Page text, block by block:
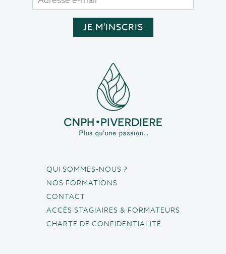
QUI SOMMES-NOUS ?
NOS FORMATIONS
CONTACT
ACCÈS STAGIAIRES & FORMATEURS
CHARTE DE CONFIDENTIALITÉ